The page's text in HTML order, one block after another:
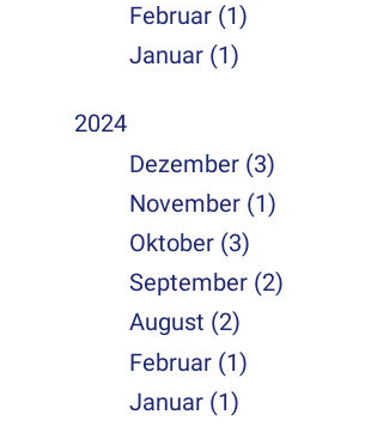
Februar (1)
Januar (1)
2024
Dezember (3)
November (1)
Oktober (3)
September (2)
August (2)
Februar (1)
Januar (1)